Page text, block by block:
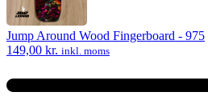
Jump Around Wood Fingerboard - 975
149,00 kr. inkl. moms